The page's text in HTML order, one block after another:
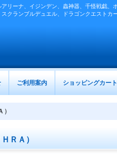
リーナ、イジンデン、蟲神器、千怪戦戯、
クランブルデュエル、ドラゴンクエストカ
ご利用案内 ショッピングカート
ＲＡ）